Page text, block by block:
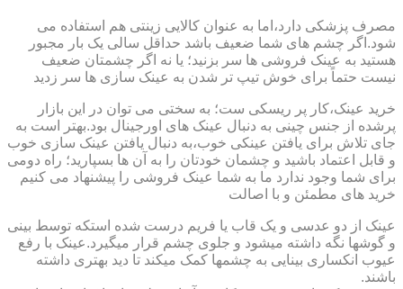
مصرف پزشکی دارد،اما به عنوان کالایی زینتی هم استفاده می
شود.اگر چشم های شما ضعیف باشد حداقل سالی یک بار مجبور
هستید به عینک فروشی ها سر بزنید؛ یا نه اگر چشمتان ضعیف
نیست حتماً برای خوش تیپ تر شدن به عینک سازی ها سر زدید
خرید عینک،کار پر ریسکی ست؛ به سختی می توان در این بازار
پرشده از جنس چینی به دنبال عینک های اورجینال بود.بهتر است به
جای تلاش برای یافتن عینکی خوب،به دنبال یافتن عینک سازی خوب
و قابل اعتماد باشید و چشمان خودتان را به آن ها بسپارید؛ راه دومی
برای شما وجود ندارد ما به شما عینک فروشی را پیشنهاد می کنیم
خرید های مطمئن و با اصالت
عینک از دو عدسی و یک قاب یا فریم درست شده استکه توسط بینی
و گوشها نگه داشته میشود و جلوی چشم قرار میگیرد.عینک با رفع
عیوب انکساری بینایی به چشمها کمک میکند تا دید بهتری داشته
باشند.